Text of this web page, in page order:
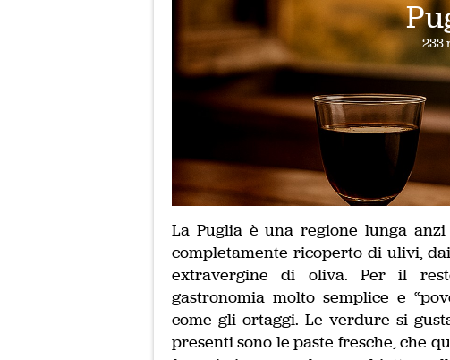
233
La Puglia è una regione lunga
completamente ricoperto di ulivi,
extravergine di oliva. Per il
gastronomia molto semplice e
come gli ortaggi. Le verdure si
presenti sono le paste fresche, che